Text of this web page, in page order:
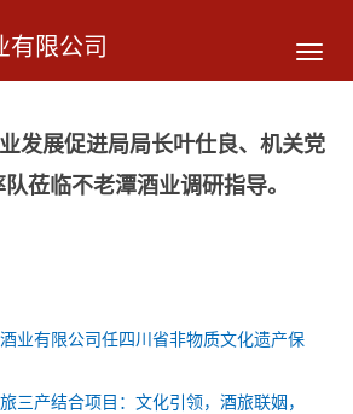
导
航
有限公司
发展促进局局长叶仕良、机关党
莅临不老潭酒业调研指导。
业有限公司任四川省非物质文化遗产保
三产结合项目：文化引领，酒旅联姻，